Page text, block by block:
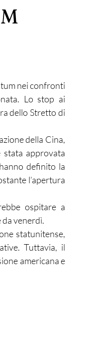
nei confronti
Lo stop ai
dello Stretto di
della Cina,
stata approvata
definito la
l’apertura
ospitare a
venerdì.
statunitense,
Tuttavia, il
americana e